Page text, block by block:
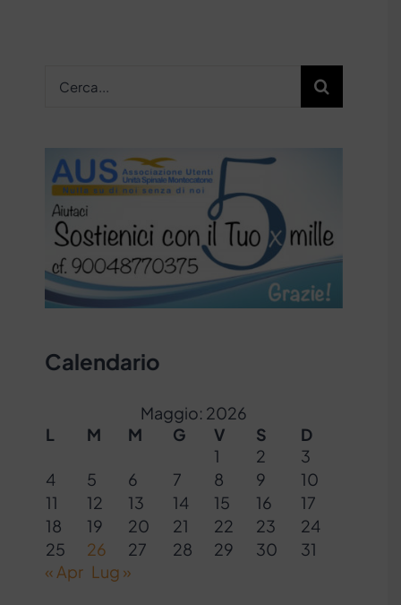
per:
Calendario
Maggio: 2026
L
M M G V S
D
1
2
3
4
5 6 7 8 9
10
11
12 13 14 15 16
17
18
19 20 21 22 23
24
25
26 27 28 29 30
31
« Apr Lug »